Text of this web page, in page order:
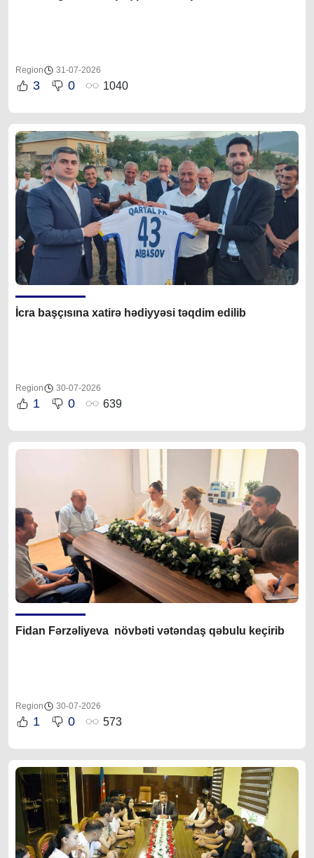
Region 31-07-2026
3 0 1040
İcra başçısına xatirə hədiyyəsi təqdim edilib
Region 30-07-2026
1 0 639
Fidan Fərzəliyeva növbəti vətəndaş qəbulu keçirib
Region 30-07-2026
1 0 573